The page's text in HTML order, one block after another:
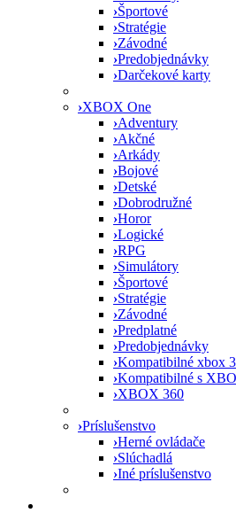
›Športové
›Stratégie
›Závodné
›Predobjednávky
›Darčekové karty
›XBOX One
›Adventury
›Akčné
›Arkády
›Bojové
›Detské
›Dobrodružné
›Horor
›Logické
›RPG
›Simulátory
›Športové
›Stratégie
›Závodné
›Predplatné
›Predobjednávky
›Kompatibilné xbox
›Kompatibilné s
›XBOX 360
›Príslušenstvo
›Herné ovládače
›Slúchadlá
›Iné príslušenstvo